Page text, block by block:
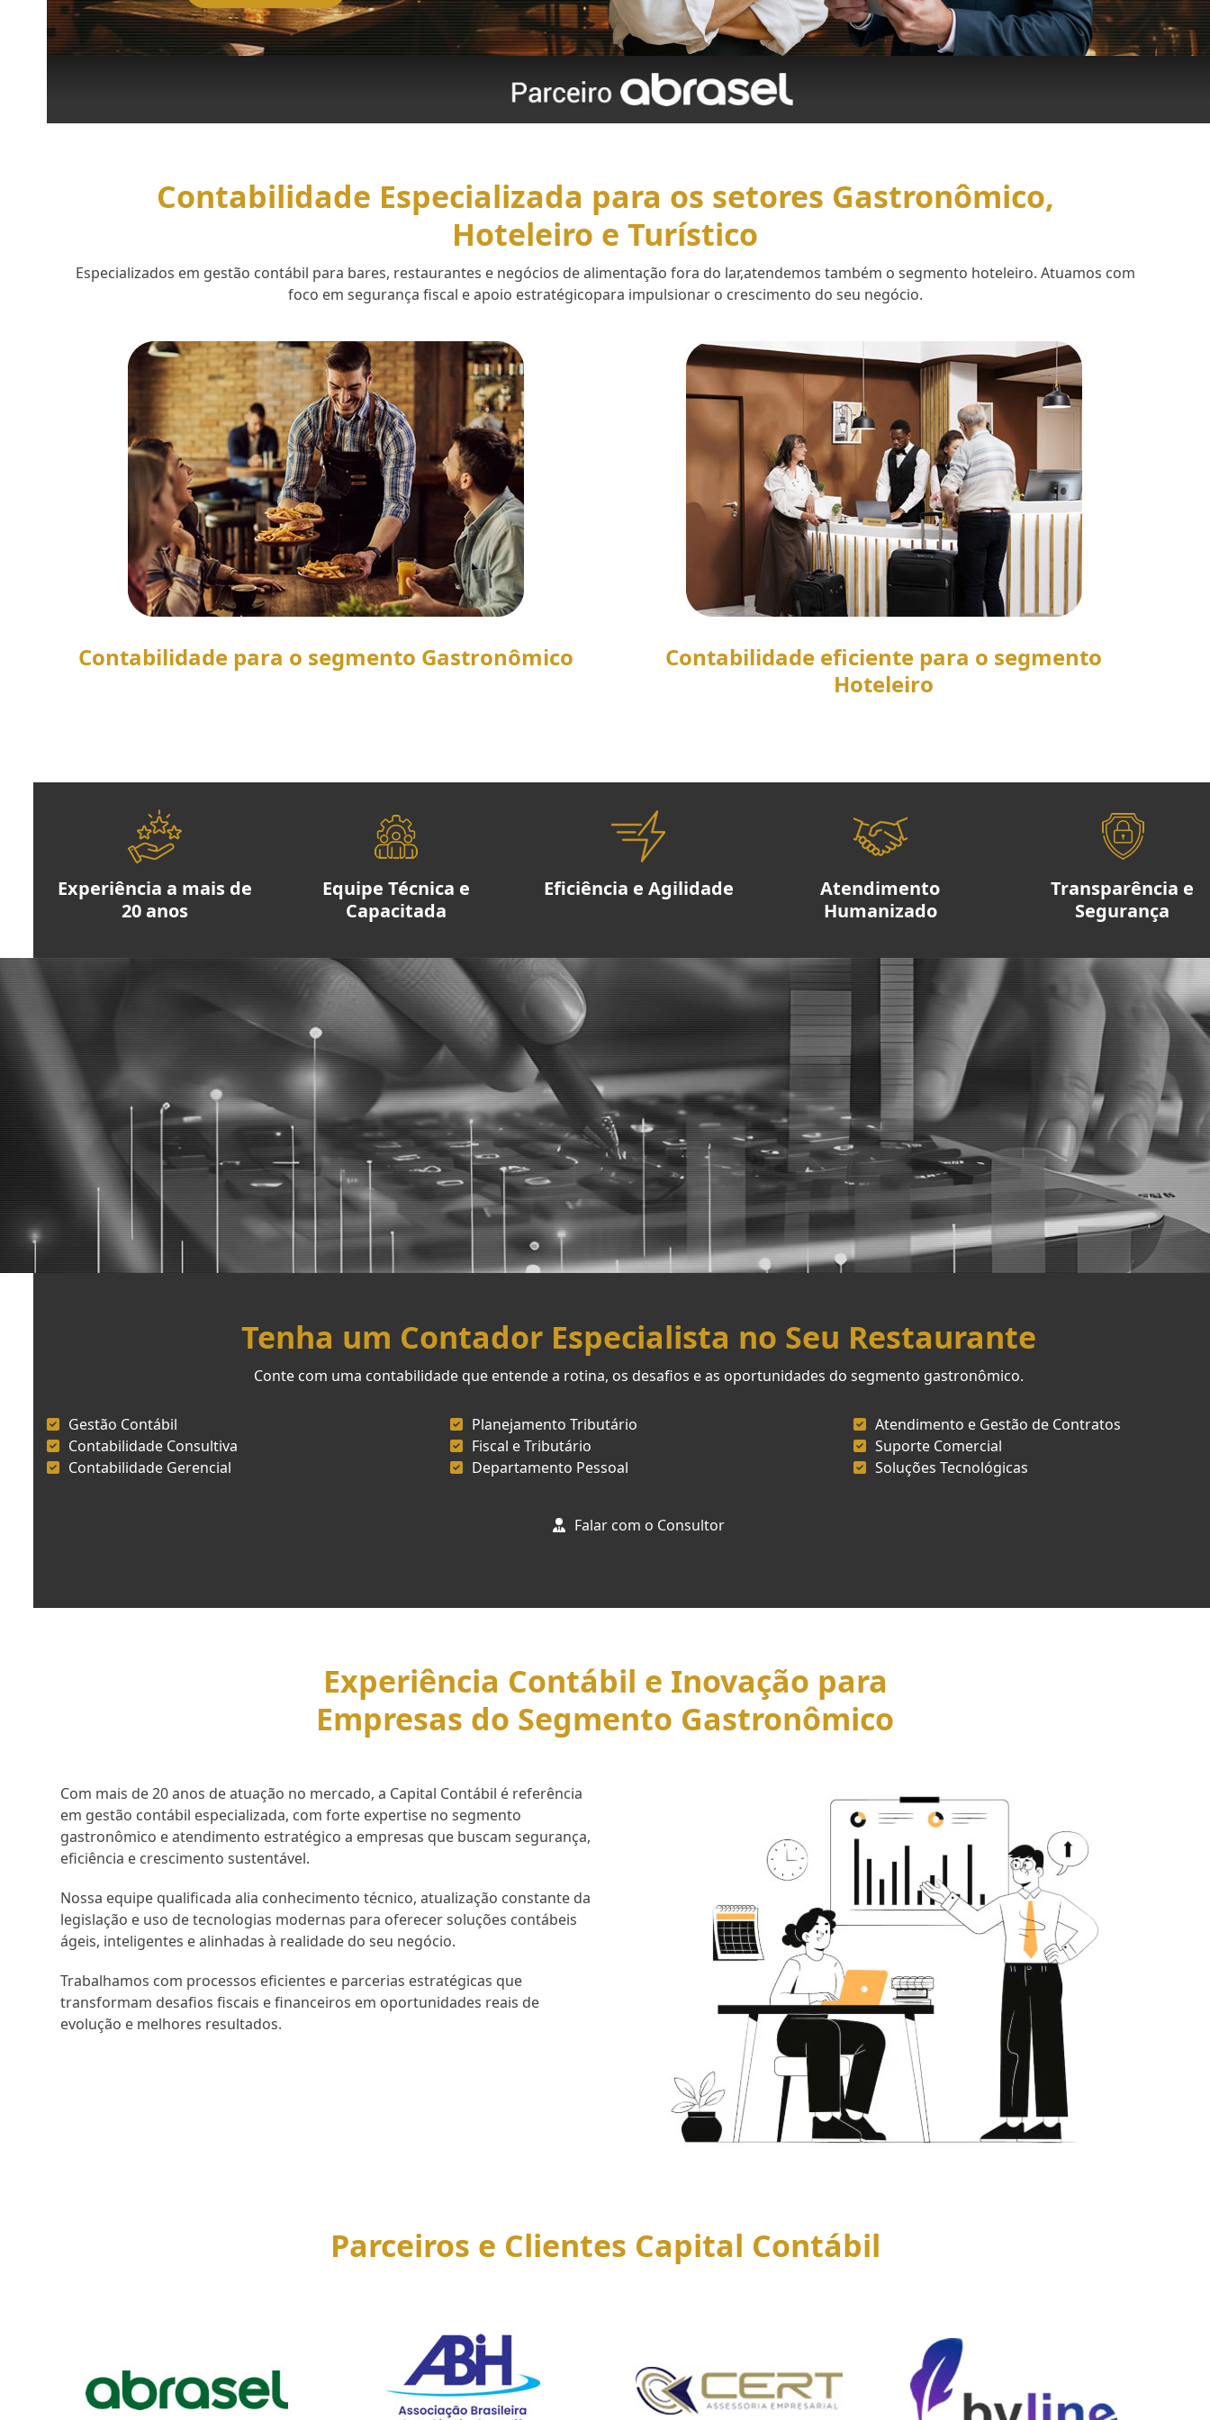
Contabilidade Especializada para os setores Gastronômico,
Hoteleiro e Turístico
Especializados em gestão contábil para bares, restaurantes e negócios de alimentação fora do lar,atendemos também o segmento hoteleiro. Atuamos com
foco em segurança fiscal e apoio estratégicopara impulsionar o crescimento do seu negócio.
Contabilidade para o segmento Gastronômico
Contabilidade eficiente para o segmento
Hoteleiro
Experiência a mais de
20 anos
Equipe Técnica e
Capacitada
Eficiência e Agilidade
Atendimento
Humanizado
Transparência e
Segurança
Tenha um Contador Especialista no Seu Restaurante
Conte com uma contabilidade que entende a rotina, os desafios e as oportunidades do segmento gastronômico.
Gestão Contábil
Contabilidade Consultiva
Contabilidade Gerencial
Planejamento Tributário
Fiscal e Tributário
Departamento Pessoal
Atendimento e Gestão de Contratos
Suporte Comercial
Soluções Tecnológicas
Falar com o Consultor
Experiência Contábil e Inovação para
Empresas do Segmento Gastronômico
Com mais de 20 anos de atuação no mercado, a Capital Contábil é referência
em gestão contábil especializada, com forte expertise no segmento
gastronômico e atendimento estratégico a empresas que buscam segurança,
eficiência e crescimento sustentável.
Nossa equipe qualificada alia conhecimento técnico, atualização constante da
legislação e uso de tecnologias modernas para oferecer soluções contábeis
ágeis, inteligentes e alinhadas à realidade do seu negócio.
Trabalhamos com processos eficientes e parcerias estratégicas que
transformam desafios fiscais e financeiros em oportunidades reais de
evolução e melhores resultados.
Parceiros e Clientes Capital Contábil
right